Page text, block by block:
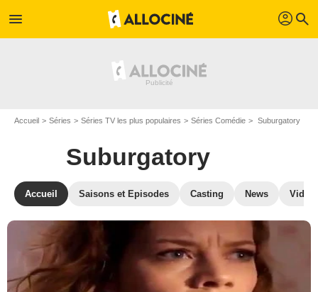
menu profil search
Accueil Séries Séries TV les plus populaires Séries Comédie Suburgatory
Suburgatory
Accueil Saisons et Episodes Casting News